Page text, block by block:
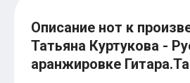
Анжелика Варум
Алексей Чумаков
Леонид Агутин
Описание нот к
Татьяна Куртукова -
аранжировке